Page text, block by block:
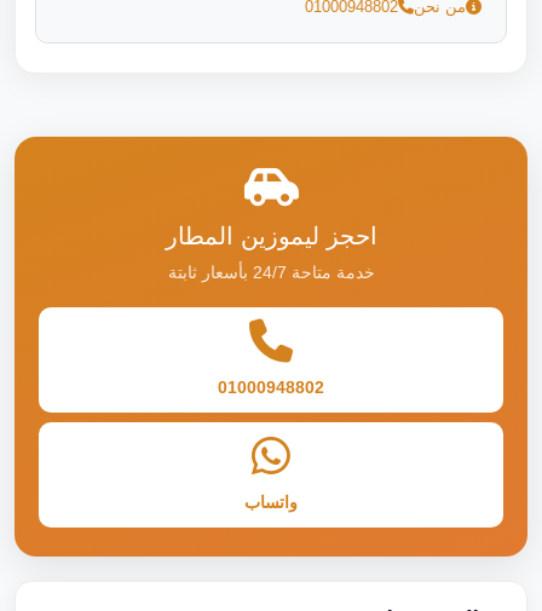
من نحن 01000948802
احجز ليموزين المطار
خدمة متاحة 24/7 بأسعار ثابتة
01000948802
واتساب